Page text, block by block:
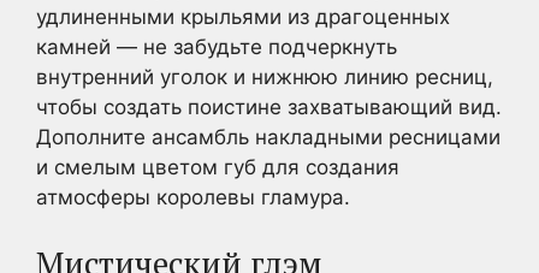
удлиненными крыльями из драгоценных
камней — не забудьте подчеркнуть
внутренний уголок и нижнюю линию ресниц,
чтобы создать поистине захватывающий вид.
Дополните ансамбль накладными ресницами
и смелым цветом губ для создания
атмосферы королевы гламура.
Мистический глэм